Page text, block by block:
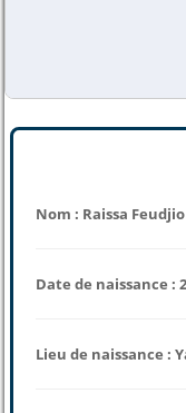
Nom : Raissa Feudjio
Date de naissance :
Lieu de naissance :